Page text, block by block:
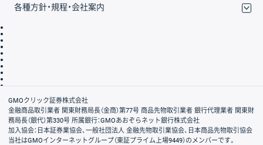
各種方針・規程・会社案内
会社案内
GMOクリック証券株式会社
金融商品取引業者 関東財務局長（金商）第77号 商品先物取引業者 銀行代理業者 関東財
務局長（銀代）第330号 所属銀行：GMOあおぞらネット銀行株式会社
加入協会：日本証券業協会、一般社団法人 金融先物取引業協会、日本商品先物取引協会
当社はGMOインターネットグループ（東証プライム上場9449）のメンバーです。